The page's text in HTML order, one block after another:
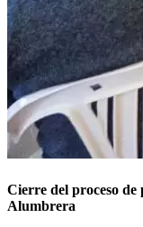
Cierre del proceso
Alumbrera